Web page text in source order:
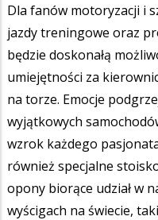
Dla fanów motoryzacji i
jazdy treningowe oraz
będzie doskonałą
umiejętności za
na torze. Emocje
wyjątkowych
wzrok każdego
również specjalne
opony biorące udział w
wyścigach na świecie,